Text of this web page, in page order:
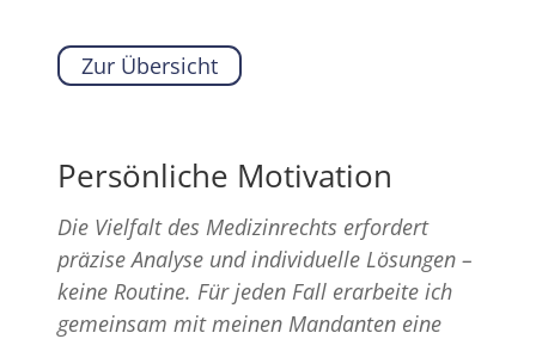
Zur Übersicht
Persönliche Motivation
Die Vielfalt des Medizinrechts erfordert
präzise Analyse und individuelle Lösungen –
keine Routine. Für jeden Fall erarbeite ich
gemeinsam mit meinen Mandanten eine